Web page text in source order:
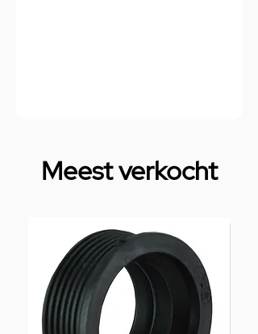
Meest verkocht